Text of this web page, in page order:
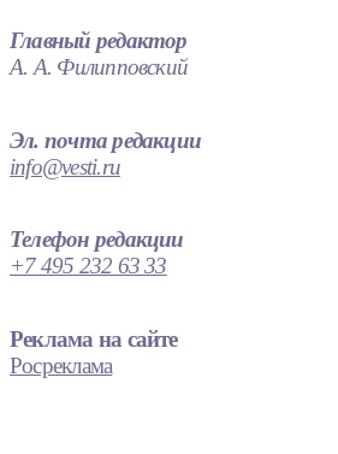
Главный редактор
А. А. Филипповский
Эл. почта редакции
info@vesti.ru
Телефон редакции
+7 495 232 63 33
Реклама на сайте
Росреклама